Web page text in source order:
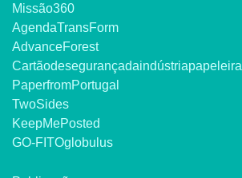
Missão 360
Agenda TransForm
Advance Forest
Cartão de segurança da indústria papeleira
Paper from Portugal
Two Sides
Keep Me Posted
GO-FITOglobulus